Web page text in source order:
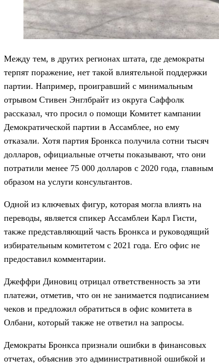
Между тем, в других регионах штата, где демократы
терпят поражение, нет такой влиятельной поддержки
партии. Например, проигравший с минимальным
отрывом Стивен Энглбрайт из округа Саффолк
рассказал, что просил о помощи Комитет кампании
Демократической партии в Ассамблее, но ему
отказали. Хотя партия Бронкса получила сотни тысяч
долларов, официальные отчеты показывают, что они
потратили менее 75 000 долларов с 2020 года, главным
образом на услуги консультантов.
Одной из ключевых фигур, которая могла влиять на
переводы, является спикер Ассамблеи Карл Гисти,
также представляющий часть Бронкса и руководящий
избирательным комитетом с 2021 года. Его офис не
предоставил комментарии.
Джеффри Диновиц отрицал ответственность за эти
платежи, отметив, что он не занимается подписанием
чеков и предложил обратиться в офис комитета в
Олбани, который также не ответил на запросы.
Демократы Бронкса признали ошибки в финансовых
отчетах, объяснив это административной ошибкой и